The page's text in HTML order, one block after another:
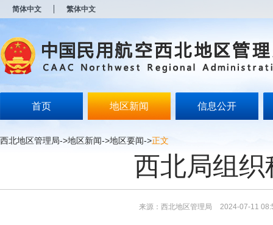
简体中文 繁体中文
首页 地区新闻 信息公开
西北地区管理局->地区新闻->地区要闻->正文
西北局组
来源：西北地区管理局 2024-07-11
开
无
障
说
按
Alt
键